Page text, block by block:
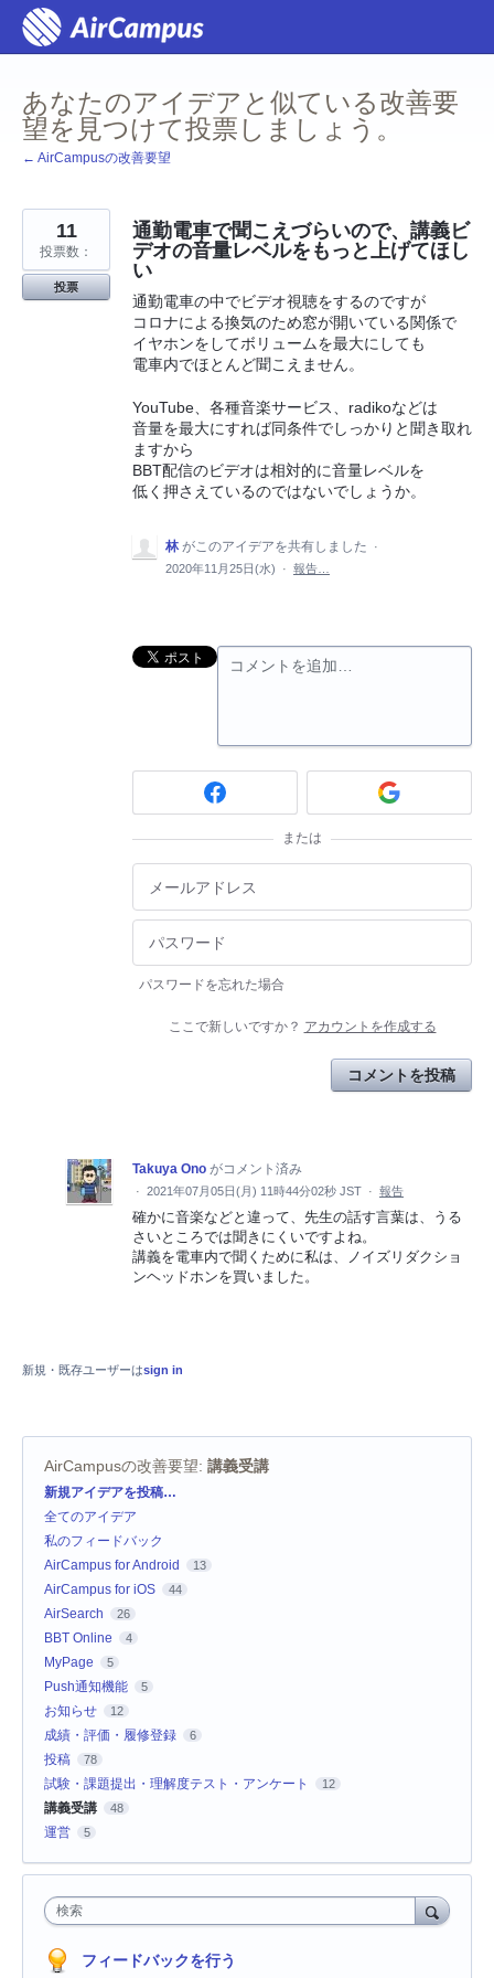
コ
ン
テ
へ
ス
キ
プ
あなたのアイデアと似ている改善要
望を見つけて投票しましょう。
← AirCampusの改善要望
通勤電車で聞こえづらいので、講義ビ
デオの音量レベルをもっと上げてほし
い
通勤電車の中でビデオ視聴をするのですが
コロナによる換気のため窓が開いている関係で
イヤホンをしてボリュームを最大にしても
電車内でほとんど聞こえません。
YouTube、各種音楽サービス、radikoなどは
音量を最大にすれば同条件でしっかりと聞き取れ
ますから
BBT配信のビデオは相対的に音量レベルを
低く押さえているのではないでしょうか。
11
投票数：
投票
林 がこのアイデアを共有しました
·
2020年11月25日(水)
· 報告…
コメントを追加…
または
パスワードを忘れた場合
ここで新しいですか？ アカウントを作成する
コメントを投稿
Takuya Ono がコメント済み
· 2021年07月05日(月) 11時44分02秒 JST · 報告
確かに音楽などと違って、先生の話す言葉は、うる
さいところでは聞きにくいですよね。
講義を電車内で聞くために私は、ノイズリダクショ
ンヘッドホンを買いました。
新規・既存ユーザーはsign in
AirCampusの改善要望: 講義受講
カ
ゴ
リ
新規アイデアを投稿…
全てのアイデア
私のフィードバック
AirCampus for Android
13
AirCampus for iOS 44
AirSearch 26
BBT Online 4
MyPage 5
Push通知機能 5
お知らせ 12
成績・評価・履修登録 6
投稿 78
試験・課題提出・理解度テスト・アンケート 12
講義受講 48
運営 5
検索
フィードバックを行う